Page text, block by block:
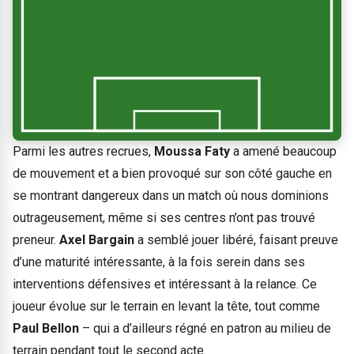
Parmi les autres recrues, Moussa Faty a amené beaucoup
de mouvement et a bien provoqué sur son côté gauche en
se montrant dangereux dans un match où nous dominions
outrageusement, même si ses centres n’ont pas trouvé
preneur. Axel Bargain a semblé jouer libéré, faisant preuve
d’une maturité intéressante, à la fois serein dans ses
interventions défensives et intéressant à la relance. Ce
joueur évolue sur le terrain en levant la tête, tout comme
Paul Bellon – qui a d’ailleurs régné en patron au milieu de
terrain pendant tout le second acte.